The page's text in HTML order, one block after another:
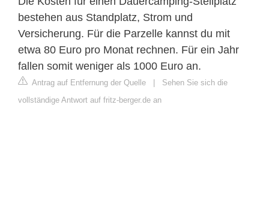
bestehen aus Standplatz, Strom und
Versicherung. Für die Parzelle kannst du mit
etwa 80 Euro pro Monat rechnen. Für ein Jahr
fallen somit weniger als 1000 Euro an.
Antrag auf Entfernung der Quelle | Sehen Sie sich die
vollständige Antwort auf fritz-berger.de an